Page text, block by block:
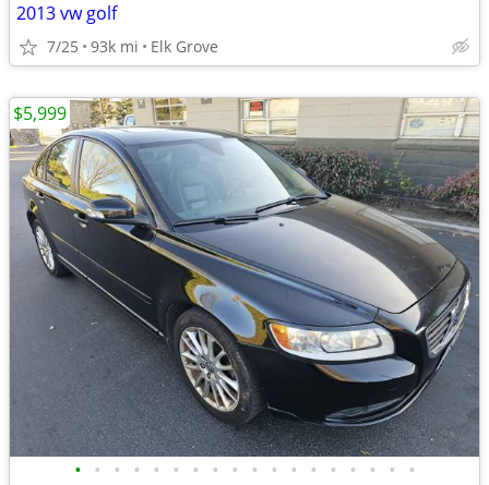
2013 vw golf
7/25 93k mi Elk Grove
• • • • • • • • • • • • • • • • • •
$5,999